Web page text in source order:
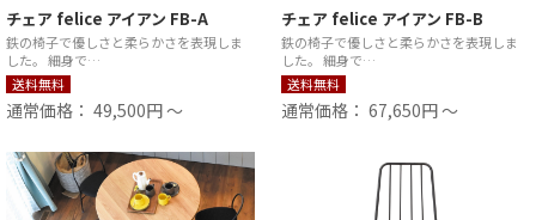
チェア felice アイアン FB-A
鉄の椅子で優しさと柔らかさを表現しま
した。 細身で…
送料無料
通常価格： 49,500円 ～
チェア felice アイアン FB-B
鉄の椅子で優しさと柔らかさを表現しま
した。 細身で…
送料無料
通常価格： 67,650円 ～